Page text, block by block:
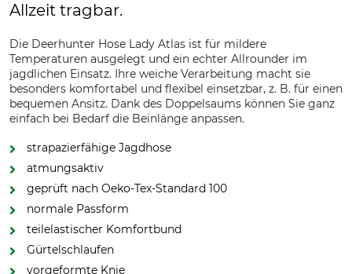
Allzeit tragbar.
Die Deerhunter Hose Lady Atlas ist für mildere
Temperaturen ausgelegt und ein echter Allrounder im
jagdlichen Einsatz. Ihre weiche Verarbeitung macht sie
besonders komfortabel und flexibel einsetzbar, z. B. für einen
bequemen Ansitz. Dank des Doppelsaums können Sie ganz
einfach bei Bedarf die Beinlänge anpassen.
strapazierfähige Jagdhose
atmungsaktiv
geprüft nach Oeko-Tex-Standard 100
normale Passform
teilelastischer Komfortbund
Gürtelschlaufen
vorgeformte Knie